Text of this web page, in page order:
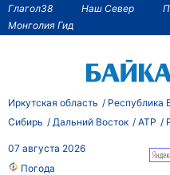
Глагол38 Наш Север
Монголия Гид
Иркутская область Республика
Сибирь
Дальний Восток АТР
07 августа 2026
Погода